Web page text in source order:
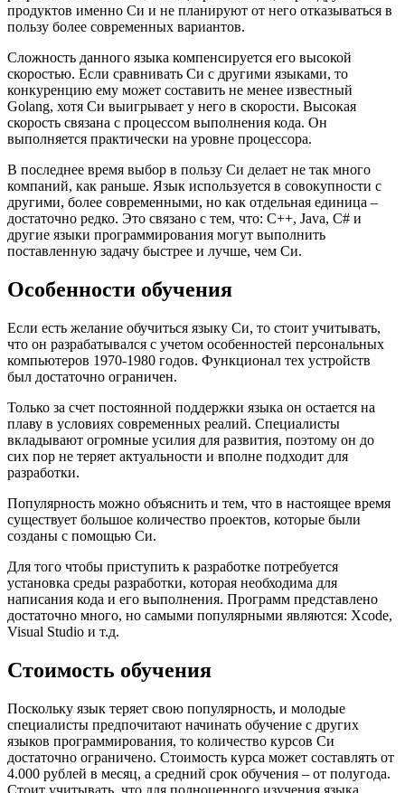
продуктов именно Си и не планируют от него отказываться в
пользу более современных вариантов.
Сложность данного языка компенсируется его высокой
скоростью. Если сравнивать Си с другими языками, то
конкуренцию ему может составить не менее известный
Golang, хотя Си выигрывает у него в скорости. Высокая
скорость связана с процессом выполнения кода. Он
выполняется практически на уровне процессора.
В последнее время выбор в пользу Си делает не так много
компаний, как раньше. Язык используется в совокупности с
другими, более современными, но как отдельная единица –
достаточно редко. Это связано с тем, что: С++, Java, C# и
другие языки программирования могут выполнить
поставленную задачу быстрее и лучше, чем Си.
Особенности обучения
Если есть желание обучиться языку Си, то стоит учитывать,
что он разрабатывался с учетом особенностей персональных
компьютеров 1970-1980 годов. Функционал тех устройств
был достаточно ограничен.
Только за счет постоянной поддержки языка он остается на
плаву в условиях современных реалий. Специалисты
вкладывают огромные усилия для развития, поэтому он до
сих пор не теряет актуальности и вполне подходит для
разработки.
Популярность можно объяснить и тем, что в настоящее время
существует большое количество проектов, которые были
созданы с помощью Си.
Для того чтобы приступить к разработке потребуется
установка среды разработки, которая необходима для
написания кода и его выполнения. Программ представлено
достаточно много, но самыми популярными являются: Xcode,
Visual Studio и т.д.
Стоимость обучения
Поскольку язык теряет свою популярность, и молодые
специалисты предпочитают начинать обучение с других
языков программирования, то количество курсов Си
достаточно ограничено. Стоимость курса может составлять от
4.000 рублей в месяц, а средний срок обучения – от полугода.
Стоит учитывать, что для полноценного изучения языка